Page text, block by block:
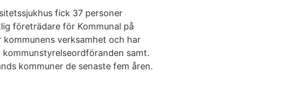
fick 37 personer
företrädare för Kommunal på
kommunens verksamhet och har
samt.
kommuner de senaste fem åren.